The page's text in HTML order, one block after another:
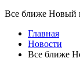
Все ближе Новый
Главная
Новости
Все ближе